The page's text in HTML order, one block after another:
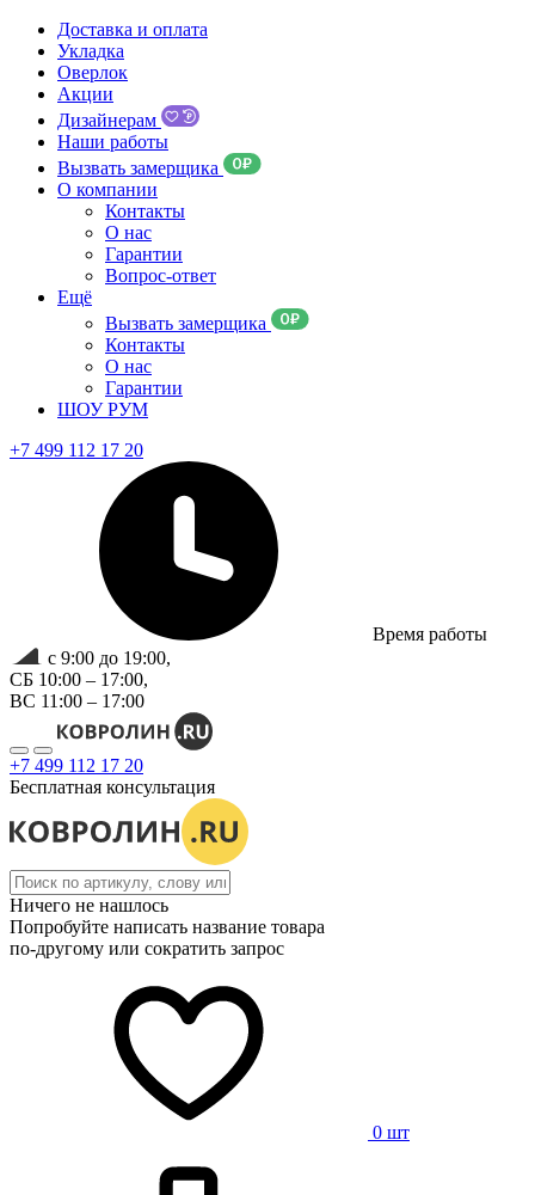
Доставка и оплата
Укладка
Оверлок
Акции
Дизайнерам
Наши работы
Вызвать замерщика
О компании
Контакты
О нас
Гарантии
Вопрос-ответ
Ещё
Вызвать замерщика
Контакты
О нас
Гарантии
ШОУ РУМ
+7 499 112 17 20
Время работы
с 9:00 до 19:00,
СБ 10:00 – 17:00,
ВС 11:00 – 17:00
+7 499 112 17 20
Бесплатная консультация
Ничего не нашлось
Попробуйте написать название товара
по-другому или сократить запрос
0 шт